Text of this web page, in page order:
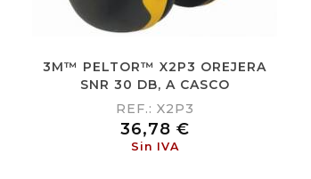
3M™ PELTOR™ X2P3 OREJERA
SNR 30 DB, A CASCO
REF.: X2P3
Precio
36,78 €
Sin IVA